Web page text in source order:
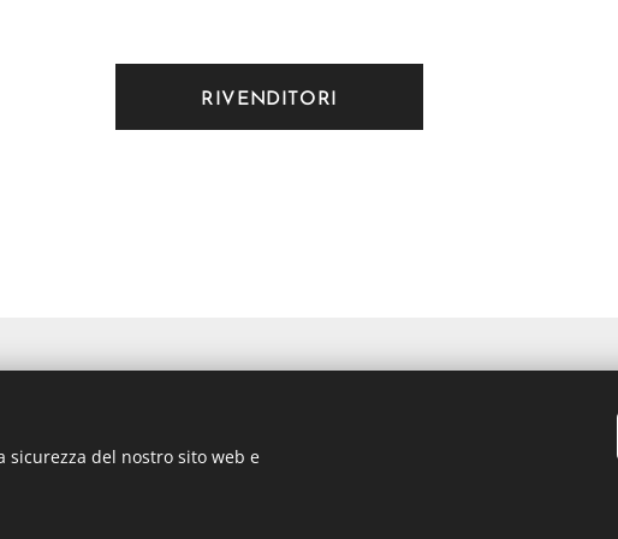
RIVENDITORI
n. 03135881203 in data 05/07/2011- Cap.Soc. € 30.000,00 I.V.
del nostro sito web e